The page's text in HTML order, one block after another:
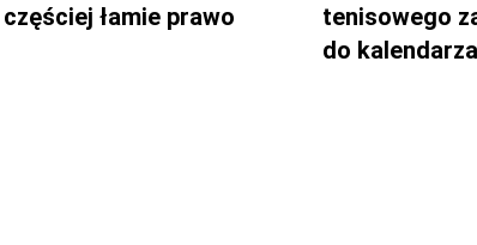
częściej łamie prawo
tenisowego
do